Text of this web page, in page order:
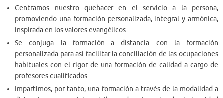
Centramos nuestro quehacer en el servicio a la persona,
promoviendo una formación personalizada, integral y armónica,
inspirada en los valores evangélicos.
Se conjuga la formación a distancia con la formación
personalizada para así facilitar la conciliación de las ocupaciones
habituales con el rigor de una formación de calidad a cargo de
profesores cualificados.
Impartimos, por tanto, una formación a través de la modalidad a